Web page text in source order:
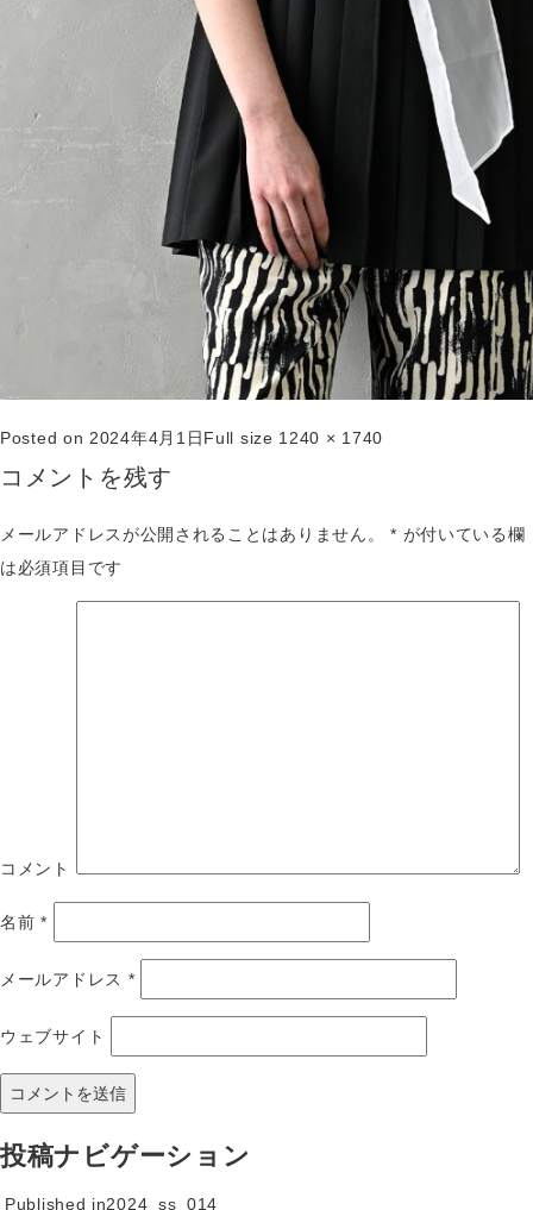
Posted on 2024年4月1日Full size 1240 × 1740
コメントを残す
メールアドレスが公開されることはありません。 * が付いている欄
は必須項目です
コメント
名前*
メールアドレス *
ウェブサイト
投稿ナビゲーション
Published in2024_ss_014